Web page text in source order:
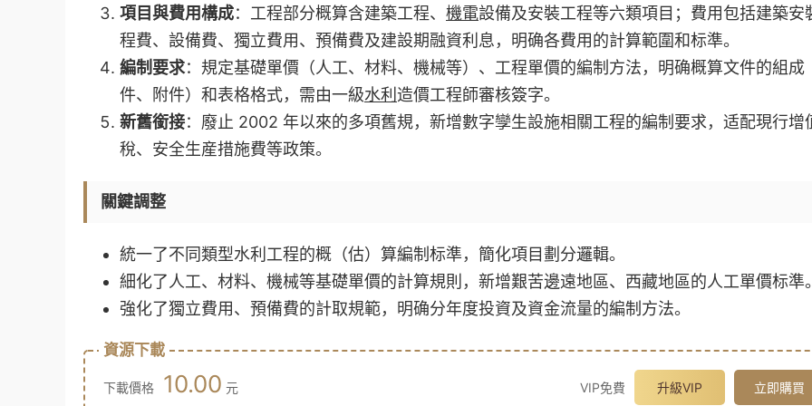
項目與費用構成：工程部分概算含建築工程、 機電設備及安裝工程等六類項目；費用包括建築安
程費、設備費、獨立費用、預備費及建設期融資利息，明确各費用的計算範圍和标準。
編制要求：規定基礎單價（人工、材料、機械等）、工程單價的編制方法，明确概算文件的組成
件、附件）和表格格式，需由一級水利 造價工程師審核簽字。
新舊銜接：廢止 2002 年以來的多項舊規，新增數字孿生設施相關工程的編制要求，适配現行增
稅、安全生産措施費等政策。
關鍵調整
統一了不同類型水利工程的概（估）算編制标準，簡化項目劃分邏輯。
細化了人工、材料、機械等基礎單價的計算規則，新增艱苦邊遠地區、西藏地區的人工單價标準。
強化了獨立費用、預備費的計取規範，明确分年度投資及資金流量的編制方法。
資源下載
下載價格 10.00 元 VIP免費 升級VIP 立即購買